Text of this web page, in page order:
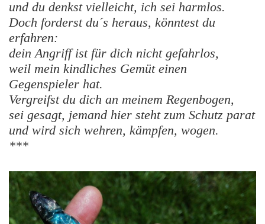
und du denkst vielleicht, ich sei harmlos.
Doch forderst du´s heraus, könntest du
erfahren:
dein Angriff ist für dich nicht gefahrlos,
weil mein kindliches Gemüt einen
Gegenspieler hat.
Vergreifst du dich an meinem Regenbogen,
sei gesagt, jemand hier steht zum Schutz parat
und wird sich wehren, kämpfen, wogen.
***